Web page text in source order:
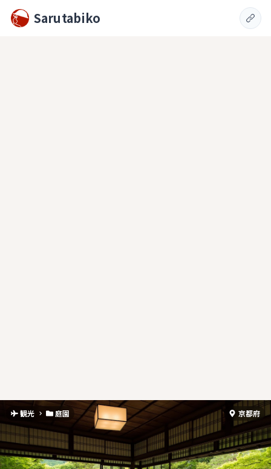
Sarutabiko
観光 庭園 京都府